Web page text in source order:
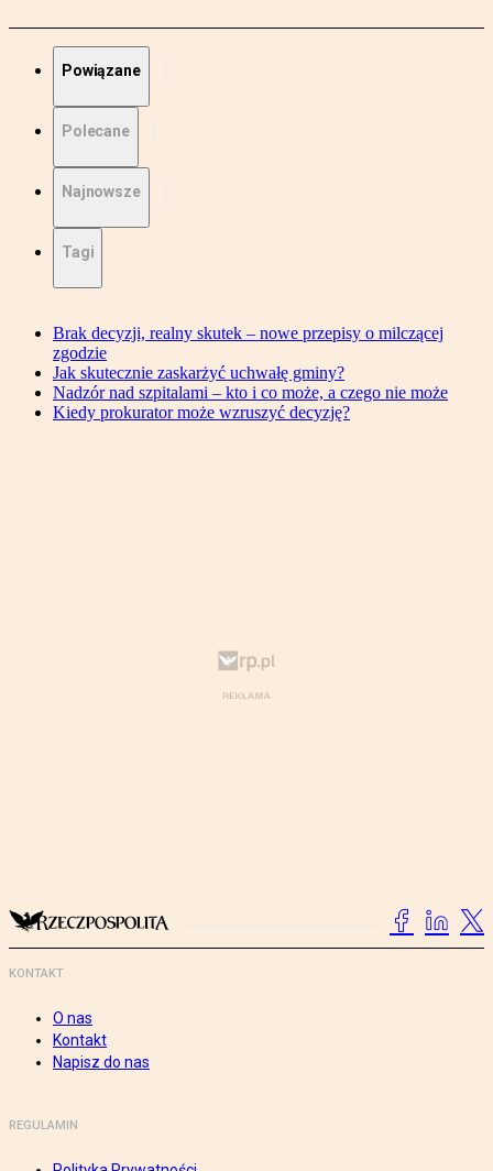
Powiązane
Polecane
Najnowsze
Tagi
Brak decyzji, realny skutek – nowe przepisy o milczącej
zgodzie
Jak skutecznie zaskarżyć uchwałę gminy?
Nadzór nad szpitalami – kto i co może, a czego nie może
Kiedy prokurator może wzruszyć decyzję?
KONTAKT
O nas
Kontakt
Napisz do nas
REGULAMIN